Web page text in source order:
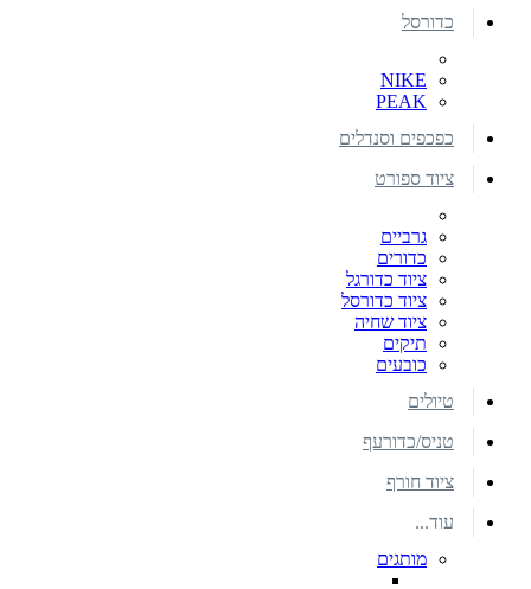
כדורסל
NIKE
PEAK
כפכפים וסנדלים
ציוד ספורט
גרביים
כדורים
ציוד כדורגל
ציוד כדורסל
ציוד שחיה
תיקים
כובעים
טיולים
טניס/כדורעף
ציוד חורף
עוד...
מותגים